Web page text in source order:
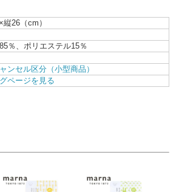
26（cm）
％、ポリエステル15％
ンセル区分（小型商品）
ページを見る